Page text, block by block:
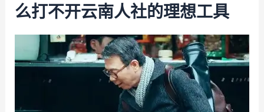
么打不开云南人社的理想工具